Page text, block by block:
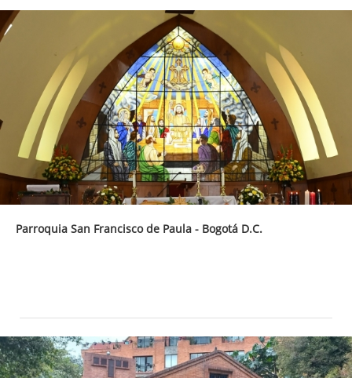
Parroquia San Francisco de Paula - Bogotá D.C.